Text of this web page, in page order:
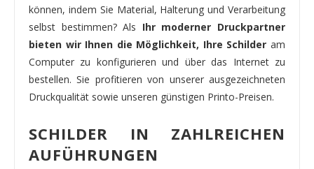
können, indem Sie Material, Halterung und Verarbeitung
selbst bestimmen? Als Ihr moderner Druckpartner
bieten wir Ihnen die Möglichkeit, Ihre Schilder am
Computer zu konfigurieren und über das Internet zu
bestellen. Sie profitieren von unserer ausgezeichneten
Druckqualität sowie unseren günstigen Printo-Preisen.
SCHILDER IN ZAHLREICHEN
AUFÜHRUNGEN